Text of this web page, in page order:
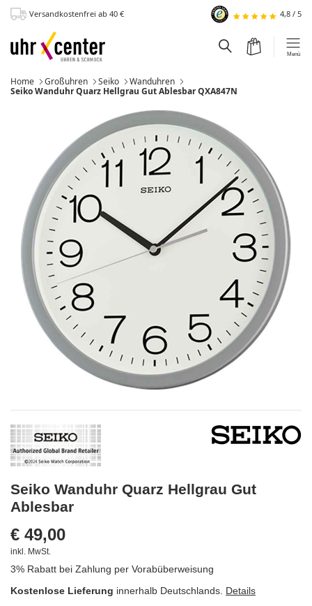
Hauptinhalt
Versandkostenfrei ab 40 € 4,8 / 5
Menü
Warenkorb
Suchfeld
Home Großuhren Seiko
Wanduhren
Momentan:
Seiko Wanduhr Quarz Hellgrau Gut Ablesbar QXA847N
Seiko Wanduhr Quarz Hellgrau Gut
Ablesbar
€ 49,00
inkl. MwSt.
3% Rabatt bei Zahlung per Vorabüberweisung
Kostenlose Lieferung innerhalb Deutschlands. Details